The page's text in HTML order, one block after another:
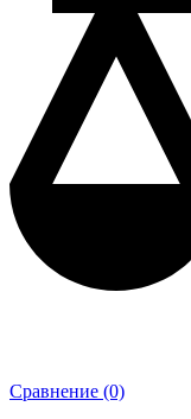
Сравнение (0)